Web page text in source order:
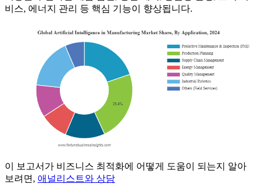
비스, 에너지 관리 등 핵심 기능이 향상됩니다.
이 보고서가 비즈니스 최적화에 어떻게 도움이 되는지 알아
보려면, 애널리스트와 상담